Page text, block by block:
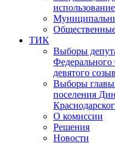
ТИК
Выборы
девятого
Выборы главы
поселения
О комиссии
Решения
Новости